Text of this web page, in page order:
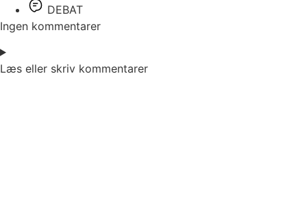
DEBAT
Ingen kommentarer
Læs eller skriv kommentarer